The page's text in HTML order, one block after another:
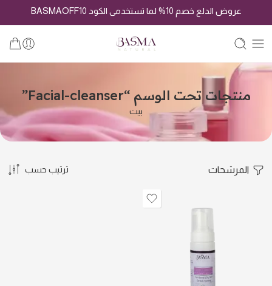
عروض الدلع خصم 10% لما تستخدمى الكود BASMAOFF10
منتجات تحت الوسم “Facial-cleanser”
بيت
المرشحات ترتيب حسب